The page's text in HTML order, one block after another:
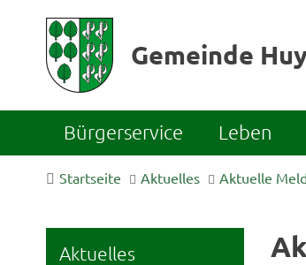
Gemeinde
Bürgerservice Leben
Startseite Aktuelles Aktuelle
Aktuelles